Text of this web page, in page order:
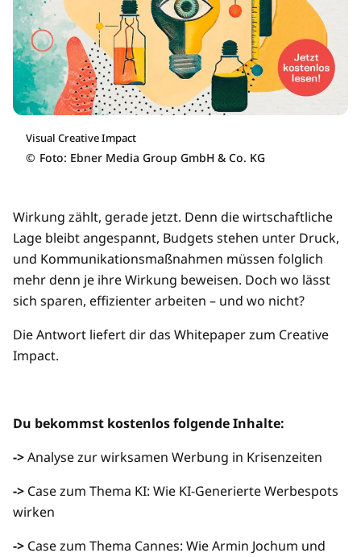
Visual Creative Impact
© Foto: Ebner Media Group GmbH & Co. KG
Wirkung zählt, gerade jetzt. Denn die wirtschaftliche
Lage bleibt angespannt, Budgets stehen unter Druck,
und Kommunikationsmaßnahmen müssen folglich
mehr denn je ihre Wirkung beweisen. Doch wo lässt
sich sparen, effizienter arbeiten – und wo nicht?
Die Antwort liefert dir das Whitepaper zum Creative
Impact.
Du bekommst kostenlos folgende Inhalte:
->Analyse zur wirksamen Werbung in Krisenzeiten
-> Case zum Thema KI: Wie KI-Generierte Werbespots
wirken
-> Case zum Thema Cannes: Wie Armin Jochum und